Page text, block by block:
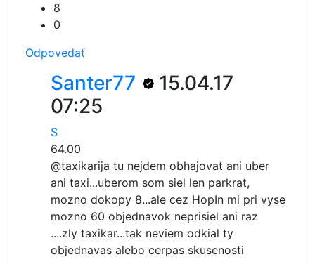
8
0
Odpovedať
Santer77
15.04.17
07:25
S
64.00
@taxikarija tu nejdem obhajovat ani uber
ani taxi...uberom som siel len parkrat,
mozno dokopy 8...ale cez HopIn mi pri vyse
mozno 60 objednavok neprisiel ani raz
....zly taxikar...tak neviem odkial ty
objednavas alebo cerpas skusenosti